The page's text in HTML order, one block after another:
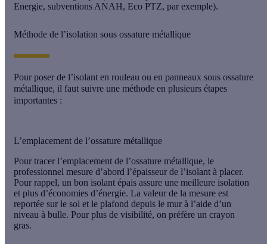
Energie, subventions ANAH, Eco PTZ, par exemple).
Méthode de l’isolation sous ossature métallique
Pour poser de l’isolant en rouleau ou en panneaux sous ossature
métallique, il faut suivre une méthode en plusieurs étapes
importantes :
L’emplacement de l’ossature métallique
Pour tracer l’emplacement de l’ossature métallique, le
professionnel mesure d’abord l’épaisseur de l’isolant à placer.
Pour rappel, un bon isolant épais assure une meilleure isolation
et plus d’économies d’énergie. La valeur de la mesure est
reportée sur le sol et le plafond depuis le mur à l’aide d’un
niveau à bulle. Pour plus de visibilité, on préfère un crayon
gras.